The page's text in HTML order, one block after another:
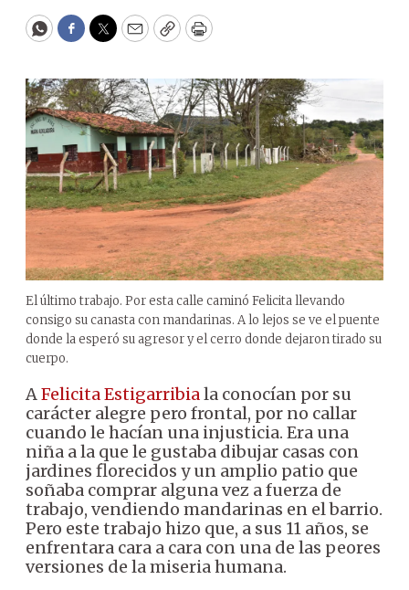
WhatsApp
Facebook
Twitter
EmailCopyPrint
El último trabajo. Por esta calle caminó Felicita llevando
consigo su canasta con mandarinas. A lo lejos se ve el puente
donde la esperó su agresor y el cerro donde dejaron tirado su
cuerpo.
AFelicita Estigarribiala conocían por su
carácter alegre pero frontal, por no callar
cuando le hacían una injusticia. Era una
niña a la que le gustaba dibujar casas con
jardines florecidos y un amplio patio que
soñaba comprar alguna vez a fuerza de
trabajo, vendiendo mandarinas en el barrio.
Pero este trabajo hizo que, a sus 11 años, se
enfrentara cara a cara con una de las peores
versiones de la miseria humana.